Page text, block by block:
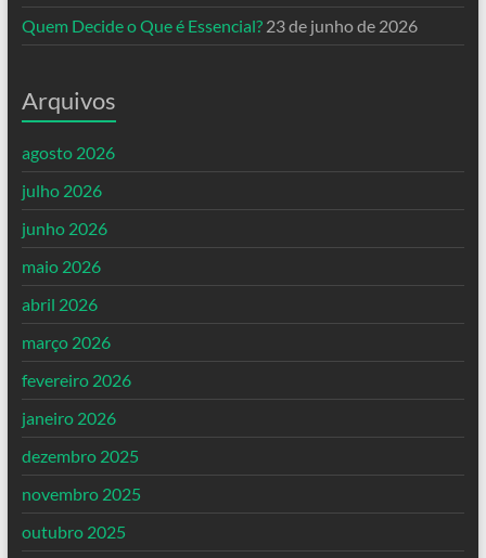
Quem Decide o Que é Essencial? 23 de junho de 2026
Arquivos
agosto 2026
julho 2026
junho 2026
maio 2026
abril 2026
março 2026
fevereiro 2026
janeiro 2026
dezembro 2025
novembro 2025
outubro 2025